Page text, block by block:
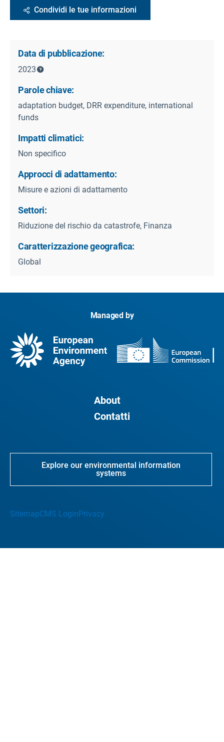
Condividi le tue informazioni
Data di pubblicazione:
2023
Parole chiave:
adaptation budget, DRR expenditure, international
funds
Impatti climatici:
Non specifico
Approcci di adattamento:
Misure e azioni di adattamento
Settori:
Riduzione del rischio da catastrofe, Finanza
Caratterizzazione geografica:
Global
Managed by
About
Contatti
Explore our environmental information
systems
SitemapCMS LoginPrivacy